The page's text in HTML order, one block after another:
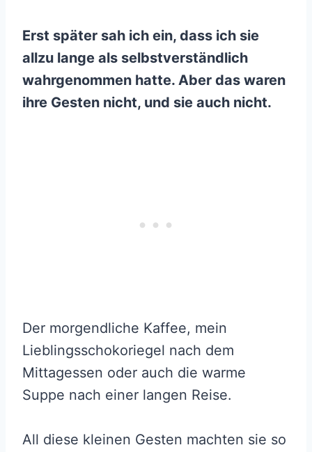
Erst später sah ich ein, dass ich sie
allzu lange als selbstverständlich
wahrgenommen hatte. Aber das waren
ihre Gesten nicht, und sie auch nicht.
Der morgendliche Kaffee, mein
Lieblingsschokoriegel nach dem
Mittagessen oder auch die warme
Suppe nach einer langen Reise.
All diese kleinen Gesten machten sie so